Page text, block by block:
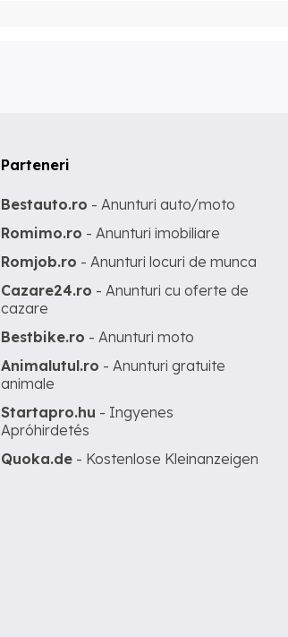
Parteneri
Bestauto.ro - Anunturi auto/moto
Romimo.ro - Anunturi imobiliare
Romjob.ro - Anunturi locuri de munca
Cazare24.ro - Anunturi cu oferte de
cazare
Bestbike.ro - Anunturi moto
Animalutul.ro - Anunturi gratuite
animale
Startapro.hu - Ingyenes
Apróhirdetés
Quoka.de - Kostenlose Kleinanzeigen